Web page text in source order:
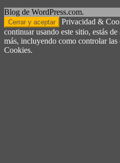
Blog de WordPress.com.
Privacidad &
continuar usando este sitio, estás
más, incluyendo como controlar
Cookies.